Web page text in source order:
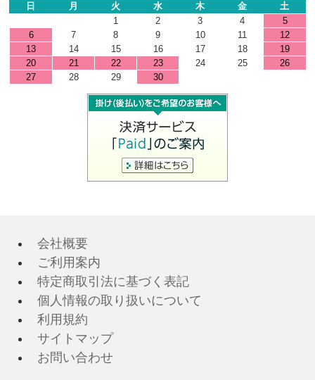
日
月 火 水 木 金
土
1
2 3 4
5
6
7 8 9 10 11
12
13
14 15 16 17 18
19
20
21 22 23 24 25
26
27
28 29 30
会社概要
ご利用案内
特定商取引法に基づく表記
個人情報の取り扱いについて
利用規約
サイトマップ
お問い合わせ